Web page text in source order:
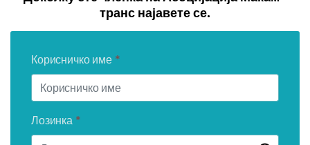
транс најавете се.
Корисничко име *
Лозинка *